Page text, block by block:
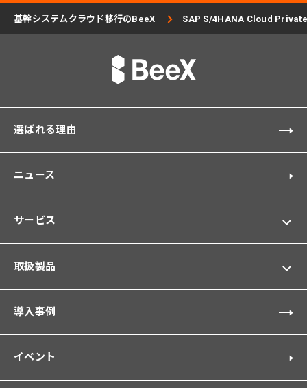
基幹システムクラウド移行のBeeX SAP S/4HANA Cloud
選ばれる理由
ニュース
サービス
取扱製品
導入事例
イベント